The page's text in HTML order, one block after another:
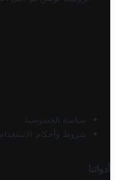
سياسة الخصوصية
شروط وأحكام الاستخدام
أدواتنا